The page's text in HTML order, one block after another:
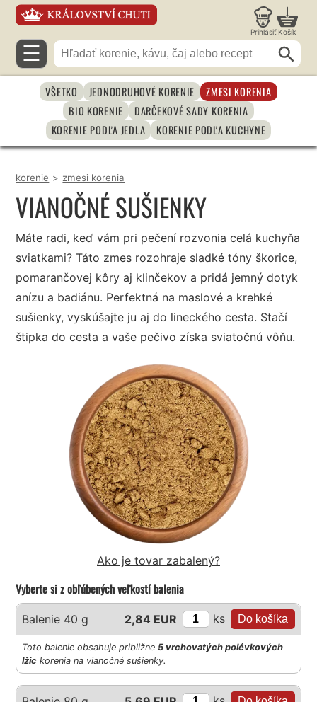
Prihlásiť Košík
☰
VŠETKO JEDNODRUHOVÉ KORENIE
ZMESI KORENIA
BIO KORENIE
DARČEKOVÉ SADY KORENIA
KORENIE PODĽA JEDLA
KORENIE PODĽA KUCHYNE
korenie > zmesi korenia
VIANOČNÉ SUŠIENKY
Máte radi, keď vám pri pečení rozvonia celá kuchyňa
sviatkami? Táto zmes rozohraje sladké tóny škorice,
pomarančovej kôry aj klinčekov a pridá jemný dotyk
anízu a badiánu. Perfektná na maslové a krehké
sušienky, vyskúšajte ju aj do lineckého cesta. Stačí
štipka do cesta a vaše pečivo získa sviatočnú vôňu.
Ako je tovar zabalený?
Vyberte si z obľúbených veľkostí balenia
Balenie 40 g 2,84 EUR ks
Toto balenie obsahuje približne5 vrchovatých polévkových
lžic korenia na vianočné sušienky.